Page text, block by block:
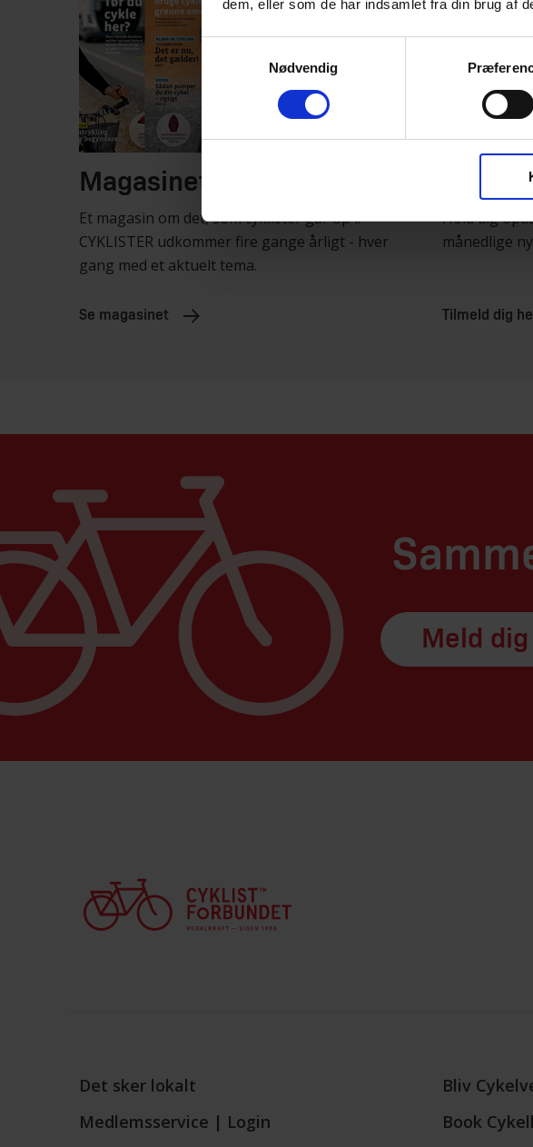
dem, eller som de har indsamlet fra din brug af
Nødvendig
Magasinet CYKLISTER
Et magasin om det, som cyklister går op i.
CYKLISTER udkommer fire gange årligt - hver
gang med et aktuelt tema.
Se magasinet
Få
Hold dig
månedlige
Tilmeld dig
Meld
Det sker lokalt
Medlemsservice | Login
Bliv
Book